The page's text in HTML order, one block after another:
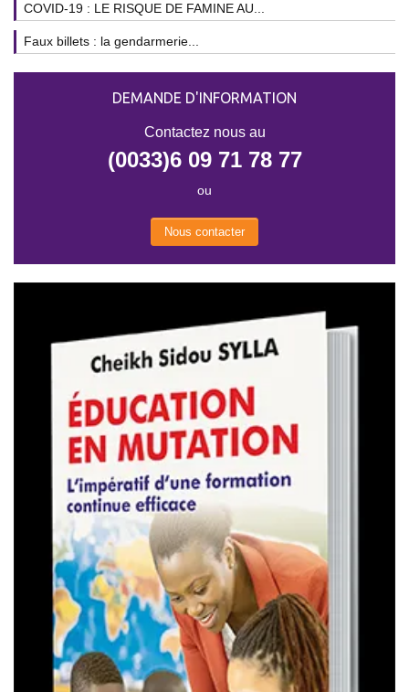
COVID-19 : LE RISQUE DE FAMINE AU...
Faux billets : la gendarmerie...
DEMANDE D'INFORMATION
Contactez nous au
(0033)6 09 71 78 77
ou
Nous contacter